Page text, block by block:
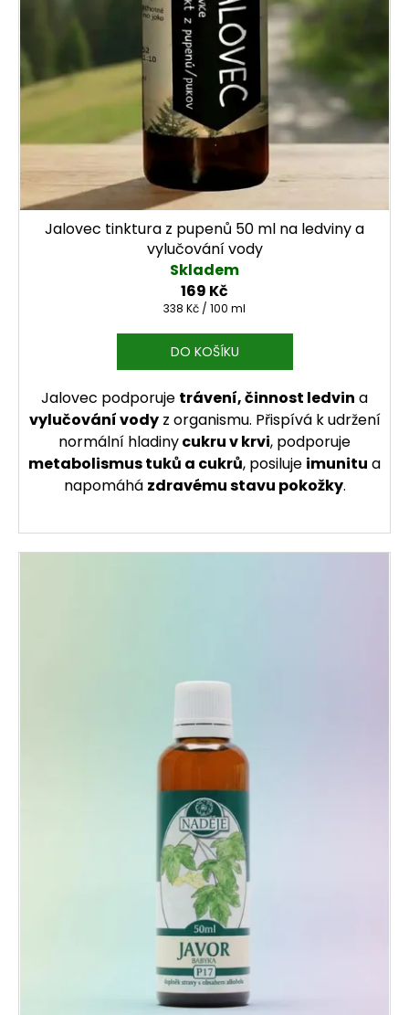
Jalovec tinktura z pupenů 50 ml na ledviny a
vylučování vody
Skladem
169 Kč
Měrná cena:
338 Kč / 100 ml
DO KOŠÍKU
Jalovec podporuje trávení, činnost ledvin a
vylučování vodyz organismu. Přispívá k udržení
normální hladinycukru v krvi, podporuje
metabolismus tuků a cukrů, posiluje imunitu a
napomáhá zdravému stavu pokožky.
e
m
e